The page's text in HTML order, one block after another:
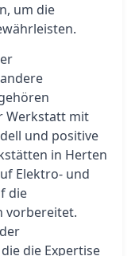
um die
Werkstatt mit
und positive
in Herten
Elektro- und
die
vorbereitet.
die Expertise